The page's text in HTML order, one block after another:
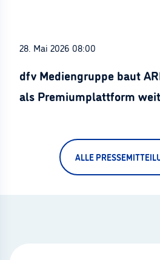
28. Mai 2026 08:00
dfv Mediengruppe baut
als Premiumplattform
ALLE